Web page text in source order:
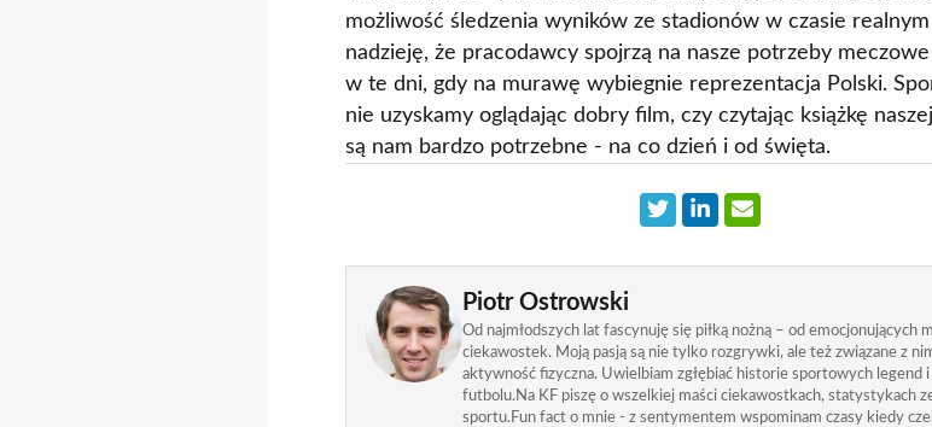
możliwość śledzenia wyników ze stadionów w czasie
nadzieję, że pracodawcy spojrzą na nasze potrzeby
w te dni, gdy na murawę wybiegnie reprezentacja Polski.
nie uzyskamy oglądając dobry film, czy czytając książkę
są nam bardzo potrzebne - na co dzień i od święta.
Piotr Ostrowski
Od najmłodszych lat fascynuję się piłką nożną – od
ciekawostek. Moją pasją są nie tylko rozgrywki, ale też związane z
aktywność fizyczna. Uwielbiam zgłębiać historie sportowych legend
futbolu.Na KF piszę o wszelkiej maści ciekawostkach, statystykach
sportu.Fun fact o mnie - z sentymentem wspominam czasy kiedy